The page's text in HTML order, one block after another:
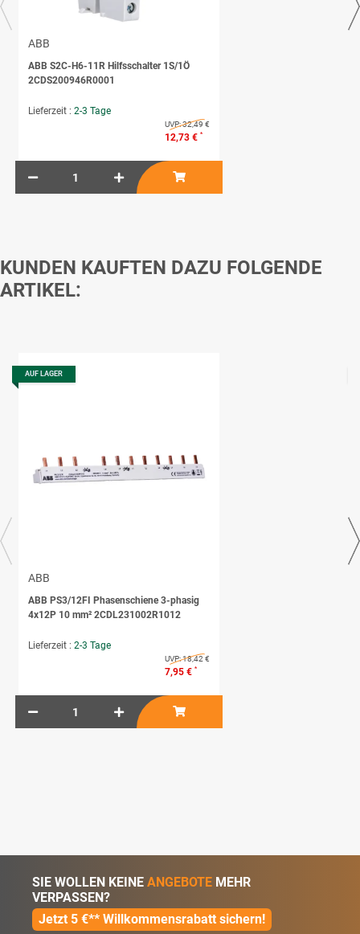
ABB
ABB S2C-H6-11R Hilfsschalter 1S/1Ö
2CDS200946R0001
Lieferzeit : 2-3 Tage
UVP:32,49 €
12,73 € *
KUNDEN KAUFTEN DAZU FOLGENDE
ARTIKEL:
AUF LAGER
ABB
ABB PS3/12FI Phasenschiene 3-phasig
4x12P 10 mm² 2CDL231002R1012
Lieferzeit : 2-3 Tage
UVP:18,42 €
7,95 € *
SIE WOLLEN KEINE ANGEBOTE MEHR
VERPASSEN?
Jetzt 5 €** Willkommensrabatt sichern!